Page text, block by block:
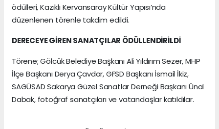
ödülleri, Kazıklı Kervansaray Kültür Yapısı’nda
düzenlenen törenle takdim edildi.
DERECEYE GİREN SANATÇILAR ÖDÜLLENDİRİLDİ
Törene; Gölcük Belediye Başkanı Ali Yıldırım Sezer, MHP
İlçe Başkanı Derya Çavdar, GFSD Başkanı İsmail İkiz,
SAGÜSAD Sakarya Güzel Sanatlar Derneği Başkanı Ünal
Dabak, fotoğraf sanatçıları ve vatandaşlar katıldılar.